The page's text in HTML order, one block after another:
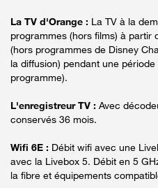
La TV d'Orange : La TV à la
programmes (hors films) à partir
(hors programmes de Disney
la diffusion) pendant une
programme).
L'enregistreur TV : Avec
conservés 36 mois.
Wifi 6E : Débit wifi avec une
avec la Livebox 5. Débit en 5
la fibre et équipements